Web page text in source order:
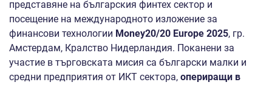
представяне на българския финтех сектор и
посещение на международното изложение за
финансови технологии Money20/20 Europe 2025, гр.
Амстердам, Кралство Нидерландия. Поканени за
участие в търговската мисия са български малки и
средни предприятия от ИКТ сектора, опериращи в